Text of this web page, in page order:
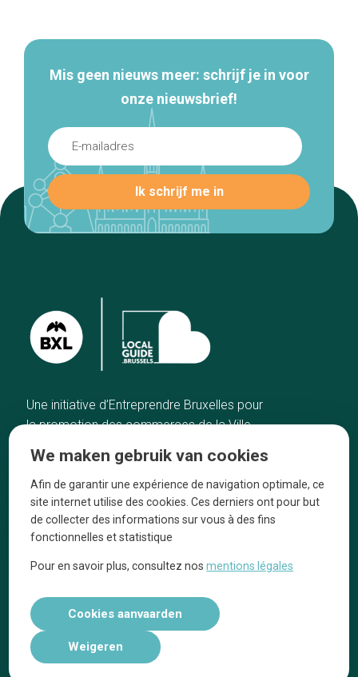
Mis geen nieuws meer: schrijf je in voor
onze nieuwsbrief!
Une initiative d’Entreprendre Bruxelles pour
la promotion des commerces de la Ville
Home
De beste adressen
Blog
Winkelwijken
Tops 10
De ambachtslieden
Over ons
Ze praten over ons!
kennisgevingen
We maken gebruik van cookies
Afin de garantir une expérience de navigation optimale, ce
site internet utilise des cookies. Ces derniers ont pour but
de collecter des informations sur vous à des fins
fonctionnelles et statistique
Pour en savoir plus, consultez nosmentions légales
Cookies aanvaarden
Weigeren